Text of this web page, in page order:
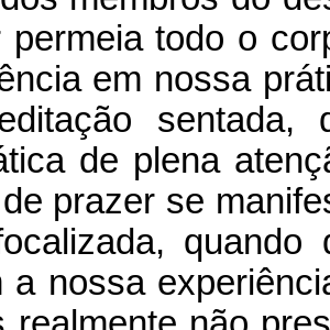
permeia todo o
em nossa
sentada,
de plena
prazer se
quando
a nossa